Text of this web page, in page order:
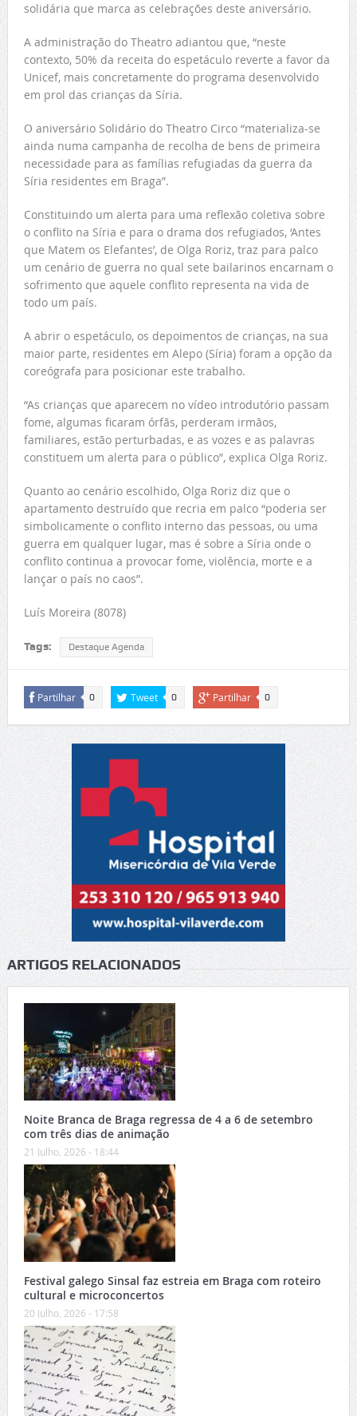
solidária que marca as celebrações deste aniversário.
A administração do Theatro adiantou que, “neste
contexto, 50% da receita do espetáculo reverte a favor da
Unicef, mais concretamente do programa desenvolvido
em prol das crianças da Síria.
O aniversário Solidário do Theatro Circo “materializa-se
ainda numa campanha de recolha de bens de primeira
necessidade para as famílias refugiadas da guerra da
Síria residentes em Braga”.
Constituindo um alerta para uma reflexão coletiva sobre
o conflito na Síria e para o drama dos refugiados, ‘Antes
que Matem os Elefantes’, de Olga Roriz, traz para palco
um cenário de guerra no qual sete bailarinos encarnam o
sofrimento que aquele conflito representa na vida de
todo um país.
A abrir o espetáculo, os depoimentos de crianças, na sua
maior parte, residentes em Alepo (Síria) foram a opção da
coreógrafa para posicionar este trabalho.
“As crianças que aparecem no vídeo introdutório passam
fome, algumas ficaram órfãs, perderam irmãos,
familiares, estão perturbadas, e as vozes e as palavras
constituem um alerta para o público”, explica Olga Roriz.
Quanto ao cenário escolhido, Olga Roriz diz que o
apartamento destruído que recria em palco “poderia ser
simbolicamente o conflito interno das pessoas, ou uma
guerra em qualquer lugar, mas é sobre a Síria onde o
conflito continua a provocar fome, violência, morte e a
lançar o país no caos”.
Luís Moreira (8078)
Tags: Destaque Agenda
Partilhar 0 Tweet 0 Partilhar 0
ARTIGOS RELACIONADOS
Noite Branca de Braga regressa de 4 a 6 de setembro
com três dias de animação
21 Julho, 2026 - 18:44
Festival galego Sinsal faz estreia em Braga com roteiro
cultural e microconcertos
20 Julho, 2026 - 17:58